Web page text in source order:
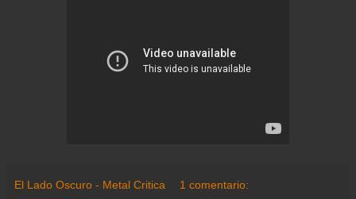
El Lado Oscuro - Metal Critica 1 comentario: